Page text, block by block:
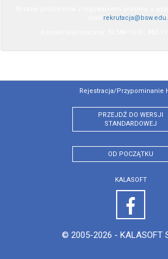
Rejestracja/przypominanie
PRZEJDŹ DO WERSJI
STANDARDOWEJ
OD POCZĄTKU
KALASOFT
© 2005-2026 - KALASOFT